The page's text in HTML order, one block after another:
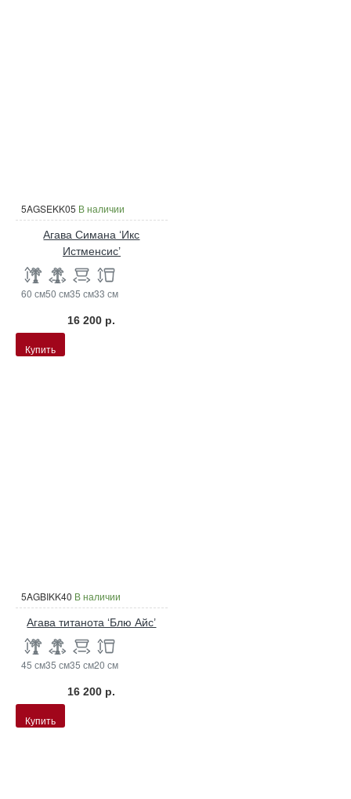
5AGSEKK05 В наличии
Агава Симана ‘Икс
Истменсис’
60 см50 см35 см33 см
16 200 р.
Купить
5AGBIKK40 В наличии
Агава титанота ‘Блю Айс’
45 см35 см35 см20 см
16 200 р.
Купить